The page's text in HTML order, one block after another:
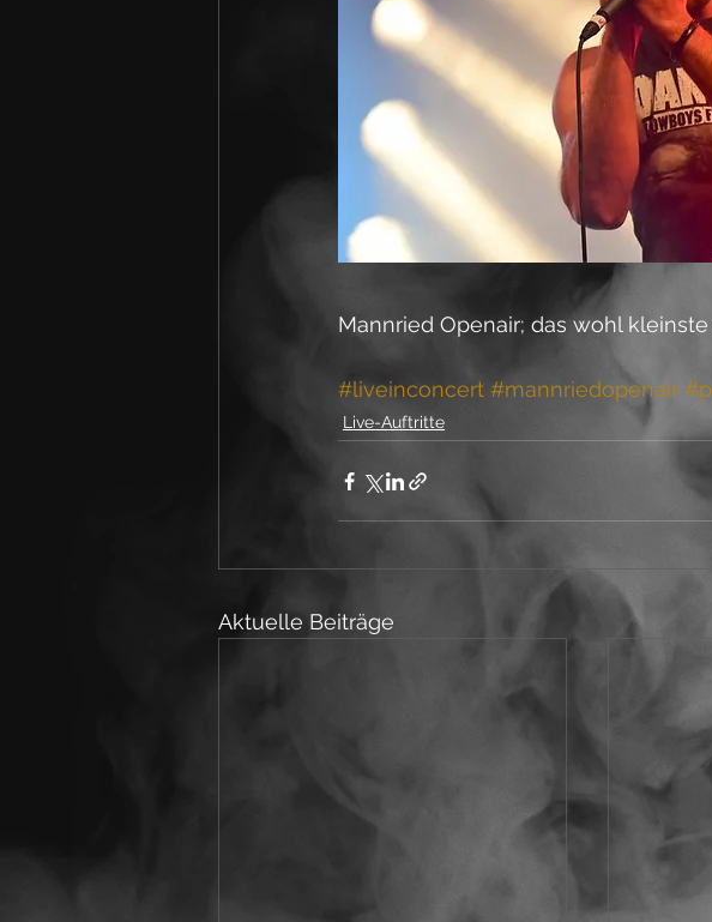
Mannried Openair; das wohl
#liveinconcert #mannriedopenair
Live-Auftritte
Aktuelle Beiträge